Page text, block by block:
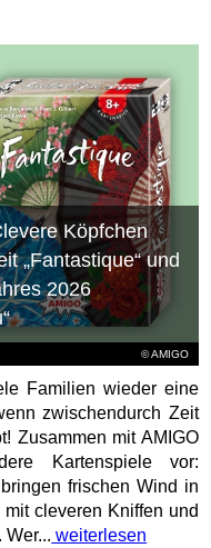
© AMIGO
Köpfchen
„Fantastique“ und
2026
Familien wieder eine
zwischendurch Zeit
Zusammen mit AMIGO
Kartenspiele vor:
frischen Wind in
cleveren Kniffen und
weiterlesen